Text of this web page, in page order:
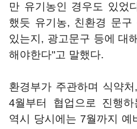
만 유기농인 경우도 있었
했듯 유기농, 친환경 문
있는지, 광고문구 등에 대
해야한다"고 말했다.
환경부가 주관하며 식약
4월부터 협업으로 진행
역시 당시에는 7월까지 예